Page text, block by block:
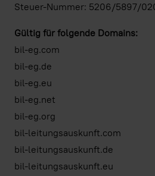
Steuer-Nummer: 5206/5897/
Gültig für folgende Domains:
bil-eg.com
bil-eg.de
bil-eg.eu
bil-eg.net
bil-eg.org
bil-leitungsauskunft.com
bil-leitungsauskunft.de
bil-leitungsauskunft.eu